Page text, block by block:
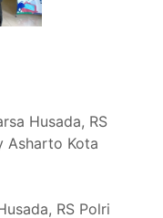
Husada, RS
Asharto Kota
RS Polri